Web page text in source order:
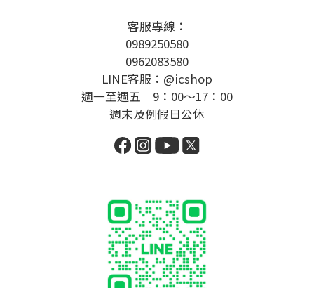
客服專線：
0989250580
0962083580
LINE客服：@icshop
週一至週五 9：00～17：00
週末及例假日公休